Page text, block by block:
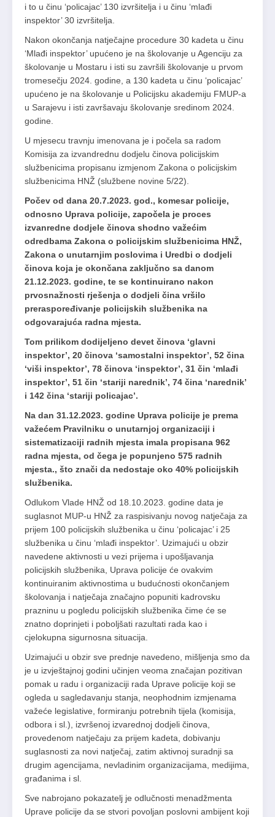
i to u činu ‘policajac’ 130 izvršitelja i u činu ‘mlađi
inspektor’ 30 izvršitelja.
Nakon okončanja natječajne procedure 30 kadeta u činu
‘Mlađi inspektor’ upućeno je na školovanje u Agenciju za
školovanje u Mostaru i isti su završili školovanje u prvom
tromesečju 2024. godine, a 130 kadeta u činu ‘policajac’
upućeno je na školovanje u Policijsku akademiju FMUP-a
u Sarajevu i isti završavaju školovanje sredinom 2024.
godine.
U mjesecu travnju imenovana je i počela sa radom
Komisija za izvandrednu dodjelu činova policijskim
službenicima propisanu izmjenom Zakona o policijskim
službenicima HNŽ (službene novine 5/22).
Počev od dana 20.7.2023. god., komesar policije,
odnosno Uprava policije, započela je proces
izvanredne dodjele činova shodno važećim
odredbama Zakona o policijskim službenicima HNŽ,
Zakona o unutarnjim poslovima i Uredbi o dodjeli
činova koja je okončana zaključno sa danom
21.12.2023. godine, te se kontinuirano nakon
prvosnažnosti rješenja o dodjeli čina vršilo
preraspoređivanje policijskih službenika na
odgovarajuća radna mjesta.
Tom prilikom dodijeljeno devet činova ‘glavni
inspektor’, 20 činova ‘samostalni inspektor’, 52 čina
‘viši inspektor’, 78 činova ‘inspektor’, 31 čin ‘mlađi
inspektor’, 51 čin ‘stariji narednik’, 74 čina ‘narednik’
i 142 čina ‘stariji policajac’.
Na dan 31.12.2023. godine Uprava policije je prema
važećem Pravilniku o unutarnjoj organizaciji i
sistematizaciji radnih mjesta imala propisana 962
radna mjesta, od čega je popunjeno 575 radnih
mjesta., što znači da nedostaje oko 40% policijskih
službenika.
Odlukom Vlade HNŽ od 18.10.2023. godine data je
suglasnot MUP-u HNŽ za raspisivanju novog natječaja za
prijem 100 policijskih službenika u činu ‘policajac’ i 25
službenika u činu ‘mlađi inspektor’. Uzimajući u obzir
navedene aktivnosti u vezi prijema i upošljavanja
policijskih službenika, Uprava policije će ovakvim
kontinuiranim aktivnostima u budućnosti okončanjem
školovanja i natječaja značajno popuniti kadrovsku
prazninu u pogledu policijskih službenika čime će se
znatno doprinjeti i poboljšati razultati rada kao i
cjelokupna sigurnosna situacija.
Uzimajući u obzir sve prednje navedeno, mišljenja smo da
je u izvještajnoj godini učinjen veoma značajan pozitivan
pomak u radu i organizaciji rada Uprave policije koji se
ogleda u sagledavanju stanja, neophodnim izmjenama
važeće legislative, formiranju potrebnih tijela (komisija,
odbora i sl.), izvršenoj izvarednoj dodjeli činova,
provedenom natječaju za prijem kadeta, dobivanju
suglasnosti za novi natječaj, zatim aktivnoj suradnji sa
drugim agencijama, nevladinim organizacijama, medijima,
građanima i sl.
Sve nabrojano pokazatelj je odlučnosti menadžmenta
Uprave policije da se stvori povoljan poslovni ambijent koji